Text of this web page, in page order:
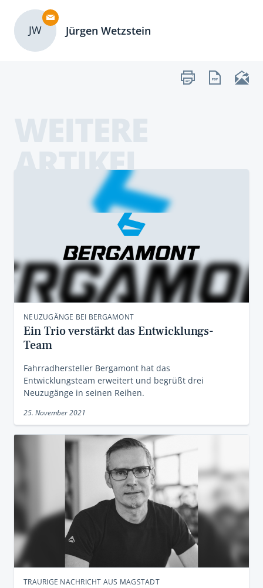
JW Jürgen Wetzstein
ARTIKEL
NEUZUGÄNGE BEI BERGAMONT
Ein Trio verstärkt das Entwicklungs-
Team
Fahrradhersteller Bergamont hat das
Entwicklungsteam erweitert und begrüßt drei
Neuzugänge in seinen Reihen.
25. November 2021
TRAURIGE NACHRICHT AUS MAGSTADT